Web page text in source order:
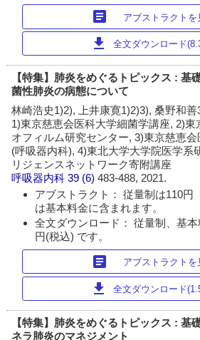
article アブストラクトを
download 全文ダウンロード
【特集】肺炎をめぐるトピックス : 基
菌性肺炎の病態について
林崎浩史1)2), 上井康寛1)2)3), 桑野和
1)東京慈恵会医科大学細菌学講座, 2)東
オフィルム研究センター, 3)東京慈恵
(呼吸器内科), 4)東北大学大学院医学系
リジェンスネットワーク寄附講座
呼吸器内科 39 (6)483-488, 2021.
アブストラクト： 従量制は110円
は基本料金に含まれます。
全文ダウンロード： 従量制、基
円(税込) です。
article アブストラクトを
download 全文ダウンロード
【特集】肺炎をめぐるトピックス : 基
ネラ肺炎のマネジメント